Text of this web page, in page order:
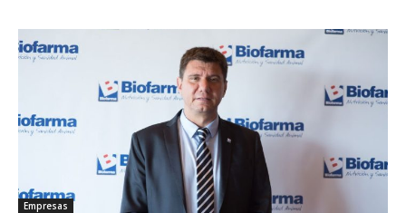
Empresas